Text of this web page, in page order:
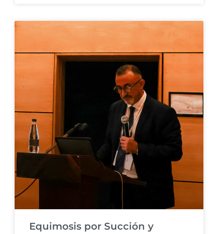
Equimosis por Succión y